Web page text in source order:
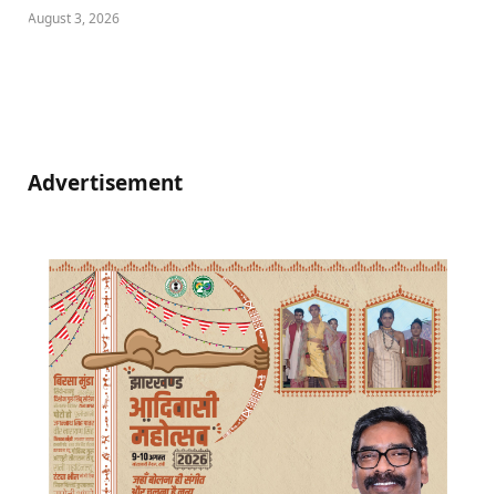
August 3, 2026
Advertisement